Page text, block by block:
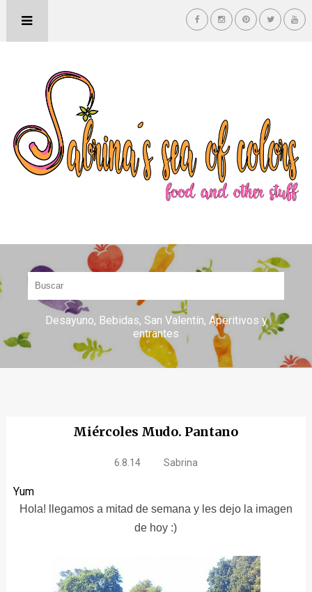
Desayuno Bebidas San Valentín Aperitivos y
entrantes
Miércoles Mudo. Pantano
6.8.14 Sabrina
Yum
Hola! llegamos a mitad de semana y les dejo la imagen
de hoy :)